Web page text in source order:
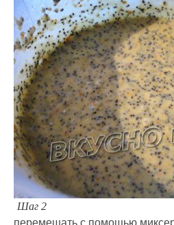
Шаг 2
перемешать с помощью